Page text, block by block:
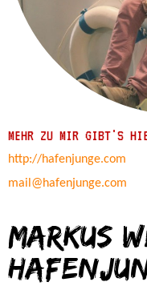
MEHR ZU MIR GIBT'S
http://hafenjunge.com
mail@hafenjunge.com
Markus